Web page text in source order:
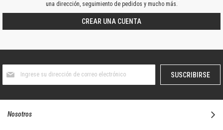
una dirección, seguimiento de pedidos y mucho más.
CREAR UNA CUENTA
boletín
SUSCRIBIRSE
Nosotros